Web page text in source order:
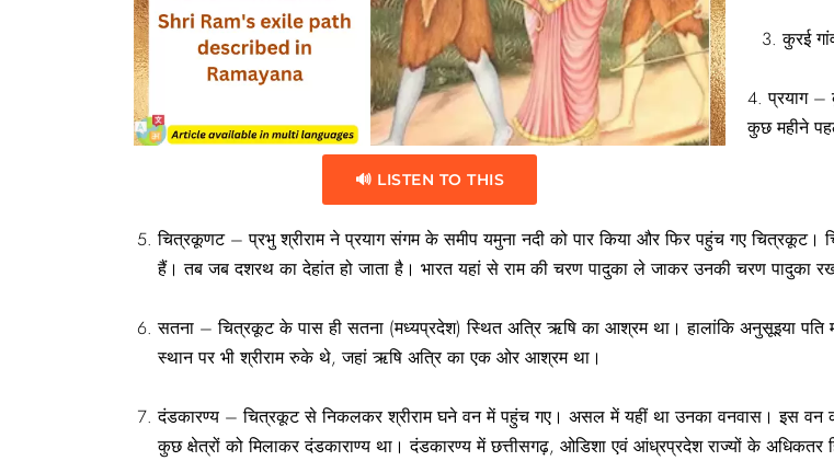
🔊 LISTEN TO THIS
कुरई
4. प्रयाग –
कुछ महीने
चित्रकूणट – प्रभु श्रीराम ने प्रयाग संगम के समीप यमुना नदी को पार किया और फिर पहुंच गए
हैं। तब जब दशरथ का देहांत हो जाता है। भारत यहां से राम की चरण पादुका ले जाकर उनकी चरण पादुका
सतना – चित्रकूट के पास ही सतना (मध्यप्रदेश) स्थित अत्रि ऋषि का आश्रम था। हालांकि अनुसूइया पति
स्थान पर भी श्रीराम रुके थे, जहां ऋषि अत्रि का एक ओर आश्रम था।
दंडकारण्य – चित्रकूट से निकलकर श्रीराम घने वन में पहुंच गए। असल में यहीं था उनका वनवास। इस वन
कुछ क्षेत्रों को मिलाकर दंडकाराण्य था। दंडकारण्य में छत्तीसगढ़, ओडिशा एवं आंध्रप्रदेश राज्यों के